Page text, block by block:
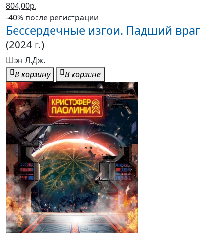
804,00р.
-40% после регистрации
Бессердечные изгои. Падший враг
(2024 г.)
Шэн Л.Дж.
В корзину
В корзине